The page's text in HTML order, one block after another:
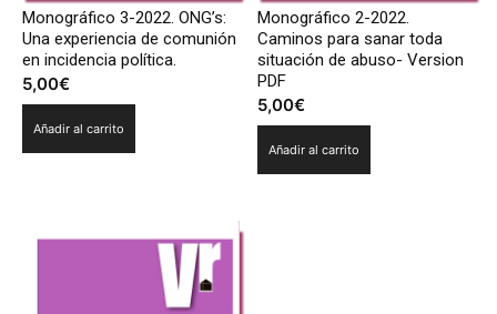
Monográfico 3-2022. ONG’s:
Una experiencia de comunión
en incidencia política.
5,00€
Añadir al carrito
Monográfico 2-2022.
Caminos para sanar toda
situación de abuso- Version
PDF
5,00€
Añadir al carrito